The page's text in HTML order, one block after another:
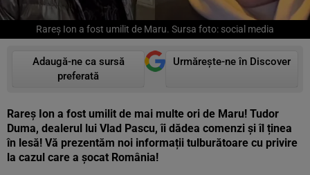
Rareș Ion a fost umilit de Maru. Sursa foto: social media
Adaugă-ne ca sursă
preferată
Urmărește-ne în Discover
Rareș Ion a fost umilit de mai multe ori de Maru! Tudor
Duma, dealerul lui Vlad Pascu, îi dădea comenzi și îl ținea
în lesă! Vă prezentăm noi informații tulburătoare cu privire
la cazul care a șocat România!